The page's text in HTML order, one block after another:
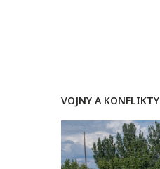
VOJNY A KONFLIKTY